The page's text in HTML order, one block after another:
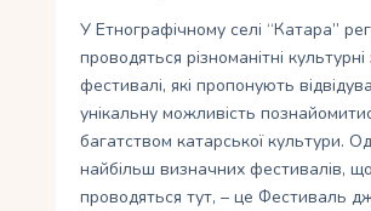
У Етнографічному селі “Катара”
проводяться різноманітні
фестивалі, які пропонують
унікальну можливість
багатством катарської культури.
найбільш визначних фестивалів, що
проводяться тут, – це Фестиваль